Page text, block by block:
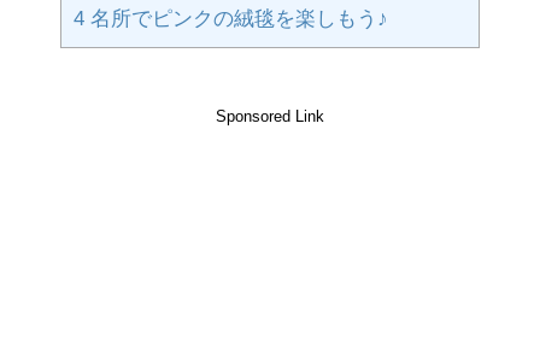
4 名所でピンクの絨毯を楽しもう♪
Sponsored Link